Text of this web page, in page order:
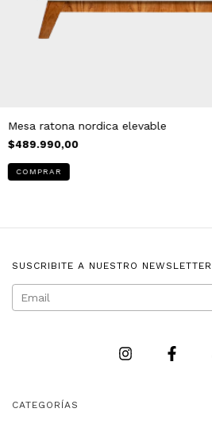
Mesa ratona nordica elevable
$489.990,00
SUSCRIBITE A NUESTRO NEWSLETTER
CATEGORÍAS